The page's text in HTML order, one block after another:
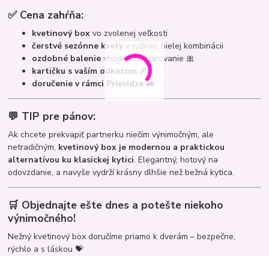
✅ Cena zahŕňa:
kvetinový box vo zvolenej veľkosti
čerstvé sezónne kvety v ružovo-bielej kombinácii
ozdobné balenie vhodné na darovanie 🎀
kartičku s vaším odkazom ✍️
doručenie v rámci Prievidze 🚗
💬 TIP pre pánov:
Ak chcete prekvapiť partnerku niečím výnimočným, ale
netradičným, kvetinový box je modernou a praktickou
alternatívou ku klasickej kytici. Elegantný, hotový na
odovzdanie, a navyše vydrží krásny dlhšie než bežná kytica.
🛒 Objednajte ešte dnes a potešte niekoho
výnimočného!
Nežný kvetinový box doručíme priamo k dverám – bezpečne,
rýchlo a s láskou 💝